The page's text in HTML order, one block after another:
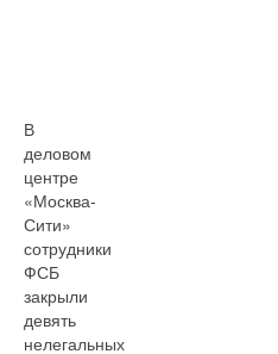
В
деловом
центре
«Москва-
Сити»
сотрудники
ФСБ
закрыли
девять
нелегальных